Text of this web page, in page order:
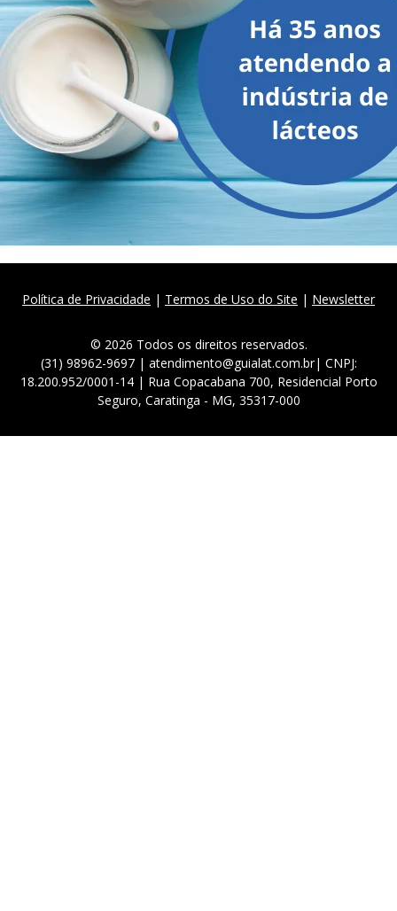
Política de Privacidade | Termos de Uso do Site | Newsletter
© 2026 Todos os direitos reservados.
(31) 98962-9697 | atendimento@guialat.com.br| CNPJ:
18.200.952/0001-14 | Rua Copacabana 700, Residencial Porto
Seguro, Caratinga - MG, 35317-000